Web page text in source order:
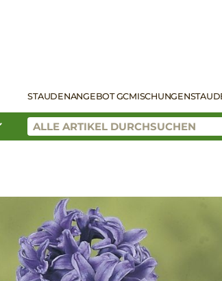
STAUDENANGEBOT GCMISCHUNGEN